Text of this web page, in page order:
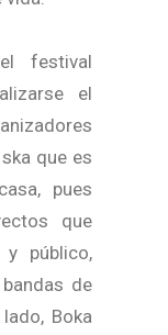
festival
el
que es
pues
que
público,
de
Boka